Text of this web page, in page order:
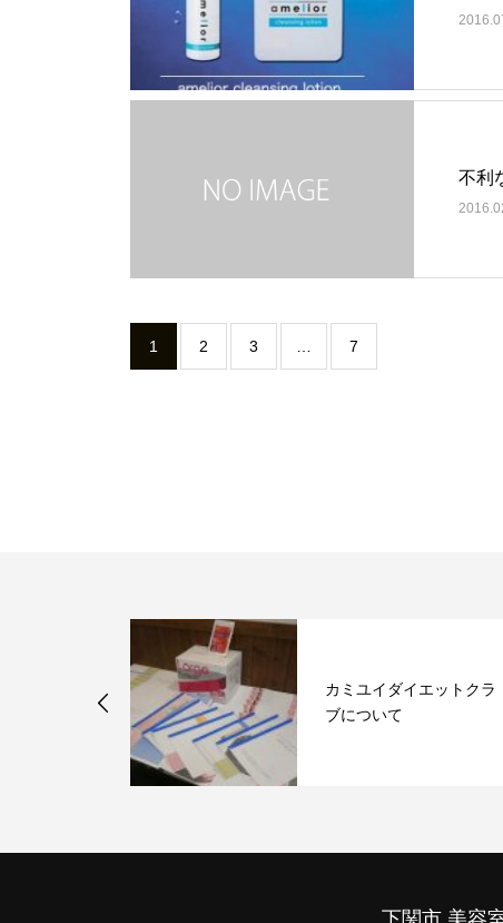
不利
1 2 3 7
カミユイダイエットクラ
ブについて
下関市 美容